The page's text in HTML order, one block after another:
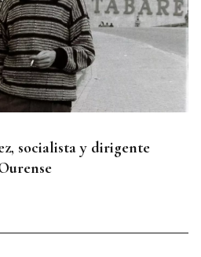
socialista y dirigente